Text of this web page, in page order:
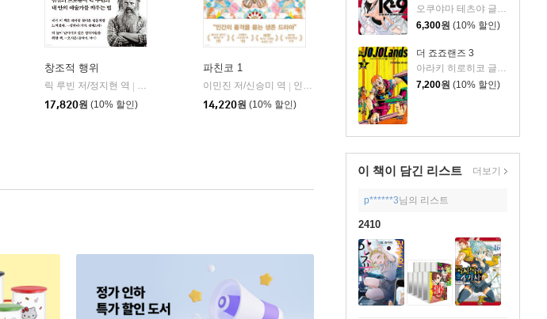
6,300원 (10% 할인)
더 죠죠랜즈 3
아라키 히로히코 글,그림/윤보라 역
7,200원 (10% 할인)
이 책이 담긴 리스트 더보기
p******3님의 리스트
2410
창조적 행위
릭 루빈 저/정지현 역
코쿤북스
17,820원 (10% 할인)
파친코 1
이민진 저/신승미 역
인플루엔셜
14,220원 (10% 할인)